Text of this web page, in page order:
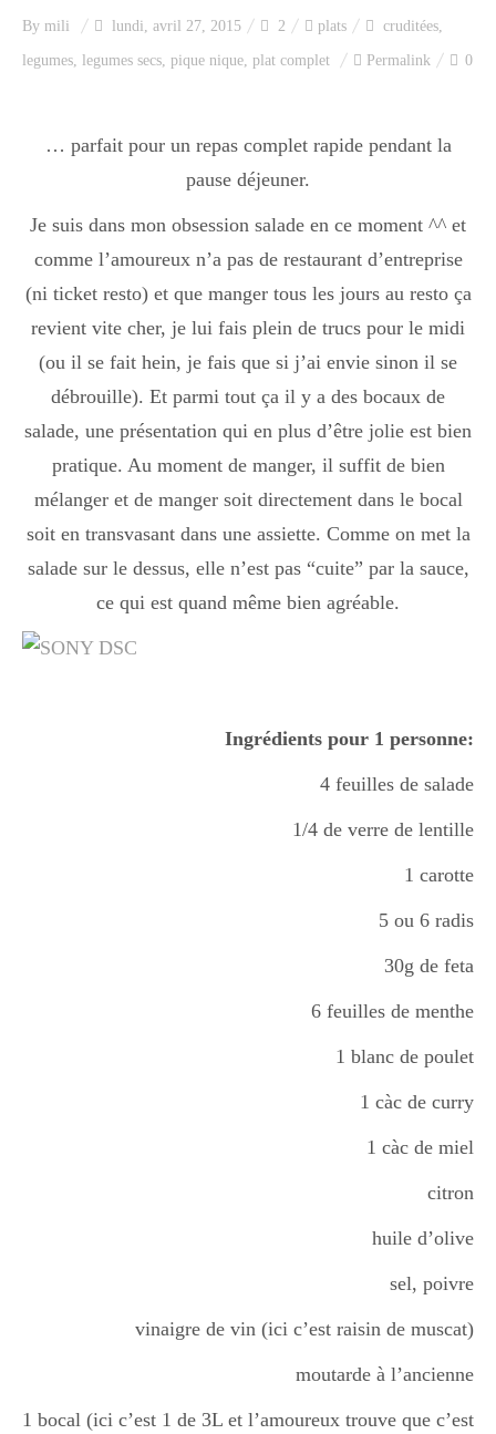
By mili lundi, avril 27, 2015 2 plats cruditées,
legumes, legumes secs, pique nique, plat complet Permalink 0
… parfait pour un repas complet rapide pendant la
pause déjeuner.
Je suis dans mon obsession salade en ce moment ^^ et
comme l’amoureux n’a pas de restaurant d’entreprise
(ni ticket resto) et que manger tous les jours au resto ça
revient vite cher, je lui fais plein de trucs pour le midi
(ou il se fait hein, je fais que si j’ai envie sinon il se
débrouille). Et parmi tout ça il y a des bocaux de
salade, une présentation qui en plus d’être jolie est bien
pratique. Au moment de manger, il suffit de bien
mélanger et de manger soit directement dans le bocal
soit en transvasant dans une assiette. Comme on met la
salade sur le dessus, elle n’est pas “cuite” par la sauce,
ce qui est quand même bien agréable.
Ingrédients pour 1 personne:
4 feuilles de salade
1/4 de verre de lentille
1 carotte
5 ou 6 radis
30g de feta
6 feuilles de menthe
1 blanc de poulet
1 càc de curry
1 càc de miel
citron
huile d’olive
sel, poivre
vinaigre de vin (ici c’est raisin de muscat)
moutarde à l’ancienne
1 bocal (ici c’est 1 de 3L et l’amoureux trouve que c’est